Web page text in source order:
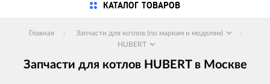
КАТАЛОГ ТОВАРОВ
Главная
Запчасти для котлов (по маркам и моделям)
HUBERT
Запчасти для котлов HUBERT в Москве